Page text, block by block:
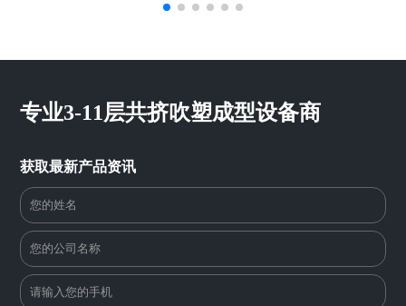
专业3-11层共挤吹塑成型设备商
获取最新产品资讯